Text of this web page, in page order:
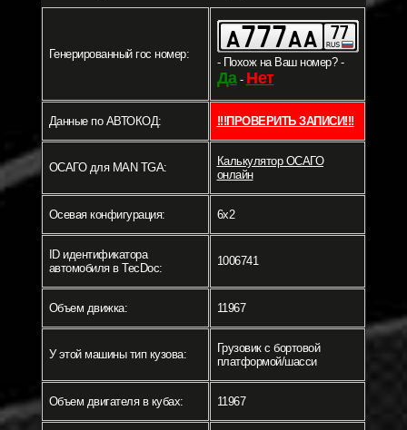
Генерированный гос номер:
- Похож на Ваш номер? -
Да- Нет
Данные по АВТОКОД: !!!ПРОВЕРИТЬ ЗАПИСИ!!!
ОСАГО для MAN TGA:
Калькулятор ОСАГО
онлайн
Осевая конфигурация: 6x2
ID идентификатора
автомобиля в TecDoc:
1006741
Объем движка: 11967
У этой машины тип кузова:
Грузовик c бортовой
платформой/шасси
Объем двигателя в кубах: 11967